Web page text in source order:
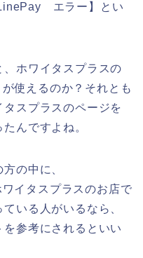
エラー】とい
ホワイタスプラスの
使えるのか？それとも
スプラスのページを
んですよね。
の中に、
イタスプラスのお店で
いる人がいるなら、
参考にされるといい